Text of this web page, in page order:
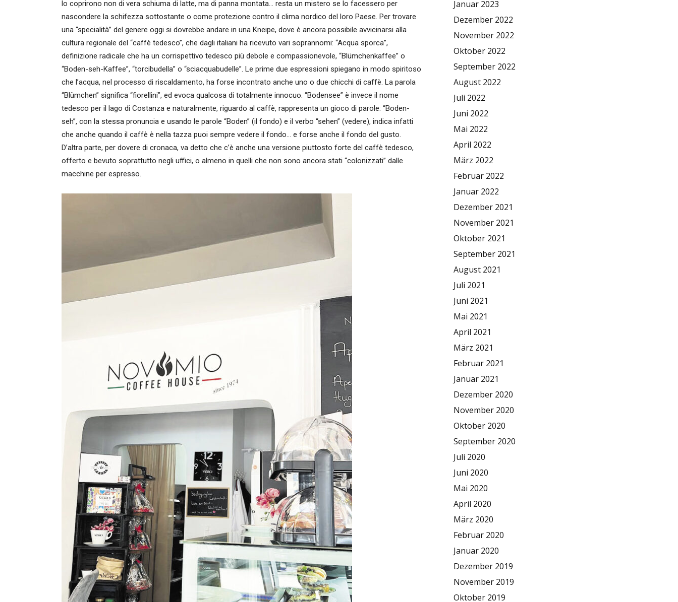
lo coprirono non di vera schiuma di latte, ma di panna montata… resta un mistero se lo facessero per
nascondere la schifezza sottostante o come protezione contro il clima nordico del loro Paese. Per trovare
una “specialità” del genere oggi si dovrebbe andare in una Kneipe, dove è ancora possibile avvicinarsi alla
cultura regionale del “caffè tedesco”, che dagli italiani ha ricevuto vari soprannomi: “Acqua sporca”,
definizione radicale che ha un corrispettivo tedesco più debole e compassionevole, “Blümchenkaffee” o
“Boden-seh-Kaffee”, “torcibudella” o “sciacquabudelle”. Le prime due espressioni spiegano in modo spiritoso
che l’acqua, nel processo di riscaldamento, ha forse incontrato anche uno o due chicchi di caffè. La parola
“Blümchen” significa “fiorellini”, ed evoca qualcosa di totalmente innocuo. “Bodensee” è invece il nome
tedesco per il lago di Costanza e naturalmente, riguardo al caffè, rappresenta un gioco di parole: “Boden-
seh”, con la stessa pronuncia e usando le parole “Boden” (il fondo) e il verbo “sehen” (vedere), indica infatti
che anche quando il caffè è nella tazza puoi sempre vedere il fondo… e forse anche il fondo del gusto.
D’altra parte, per dovere di cronaca, va detto che c’è anche una versione piuttosto forte del caffè tedesco,
offerto e bevuto soprattutto negli uffici, o almeno in quelli che non sono ancora stati “colonizzati” dalle
macchine per espresso.
Januar 2023
Dezember 2022
November 2022
Oktober 2022
September 2022
August 2022
Juli 2022
Juni 2022
Mai 2022
April 2022
März 2022
Februar 2022
Januar 2022
Dezember 2021
November 2021
Oktober 2021
September 2021
August 2021
Juli 2021
Juni 2021
Mai 2021
April 2021
März 2021
Februar 2021
Januar 2021
Dezember 2020
November 2020
Oktober 2020
September 2020
Juli 2020
Juni 2020
Mai 2020
April 2020
März 2020
Februar 2020
Januar 2020
Dezember 2019
November 2019
Oktober 2019